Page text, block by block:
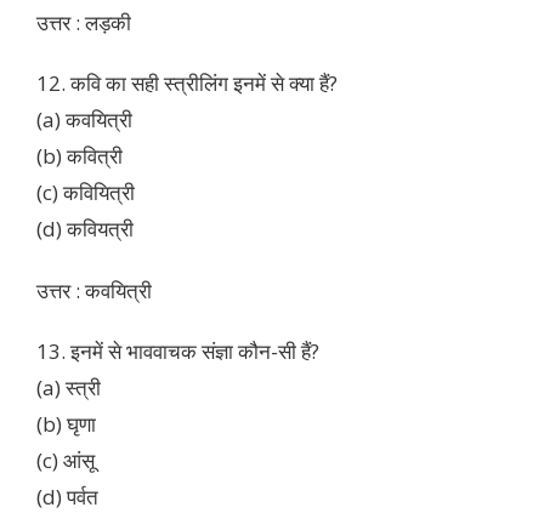
उत्तर : लड़की
12. कवि का सही स्त्रीलिंग इनमें से क्या हैं?
(a) कवयित्री
(b) कवित्री
(c) कवियित्री
(d) कवियत्री
उत्तर : कवयित्री
13. इनमें से भाववाचक संज्ञा कौन-सी हैं?
(a) स्त्री
(b) घृणा
(c) आंसू
(d) पर्वत